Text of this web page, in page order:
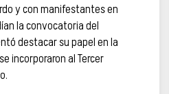
y con manifestantes en
la convocatoria del
destacar su papel en la
incorporaron al Tercer